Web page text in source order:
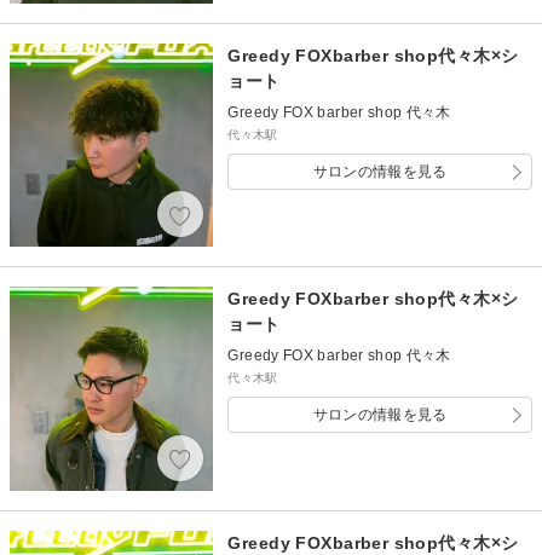
Greedy FOXbarber shop代々木×シ
ョート
Greedy FOX barber shop 代々木
代々木駅
サロンの情報を見る
Greedy FOXbarber shop代々木×シ
ョート
Greedy FOX barber shop 代々木
代々木駅
サロンの情報を見る
Greedy FOXbarber shop代々木×シ